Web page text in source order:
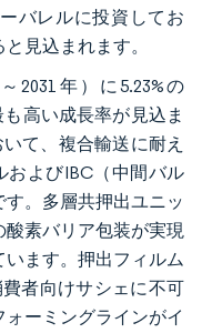
バレルに投資してお
見込まれます。
2031年）に5.23%の
高い成長率が見込ま
て、複合輸送に耐え
およびIBC（中間バル
。多層共押出ユニッ
酸素バリア包装が実現
ます。押出フィルム
者向けサシェに不可
ーミングラインがイ